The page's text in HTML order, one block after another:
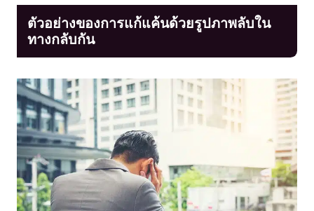
ตัวอย่างของการแก้แค้นด้วยรูปภาพลับใน
ทางกลับกัน